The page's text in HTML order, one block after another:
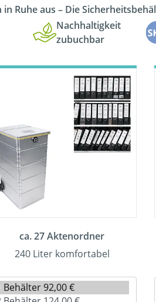
Ruhe aus – Die
Nachhaltigkeit
zubuchbar
ca. 27 Aktenordner
240 Liter komfortabel